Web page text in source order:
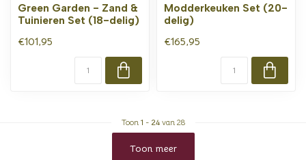
Green Garden - Zand &
Tuinieren Set (18-delig)
€101,95
Modderkeuken Set (20-
delig)
€165,95
Toon 1 - 24van 28
Toon meer